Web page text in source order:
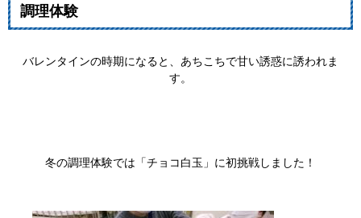
調理体験
バレンタインの時期になると、あちこちで甘い誘惑に誘われま
す。
冬の調理体験では「チョコ白玉」に初挑戦しました！